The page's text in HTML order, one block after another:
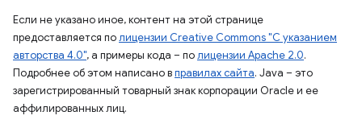
Если не указано иное, контент на этой странице
предоставляется полицензии Creative Commons "С указанием
авторства 4.0", а примеры кода – полицензии Apache 2.0.
Подробнее об этом написано вправилах сайта. Java – это
зарегистрированный товарный знак корпорации Oracle и ее
аффилированных лиц.